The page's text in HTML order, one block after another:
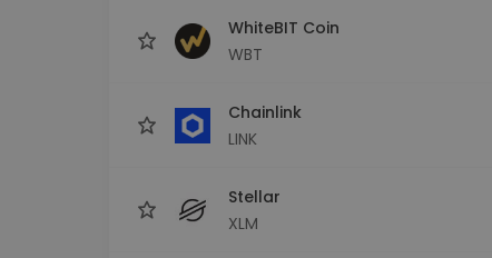
WhiteBIT Coin
WBT
Chainlink
LINK
Stellar
XLM